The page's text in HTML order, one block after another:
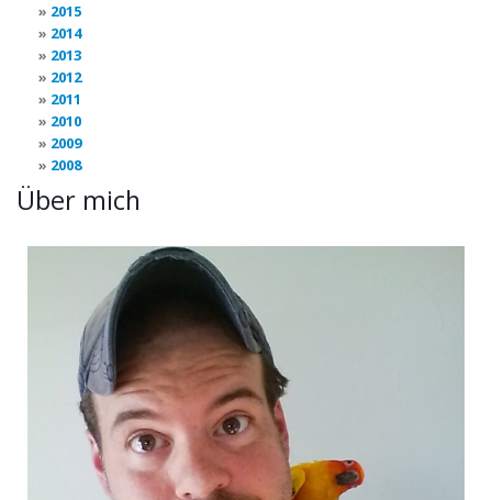
2015
2014
2013
2012
2011
2010
2009
2008
Über mich